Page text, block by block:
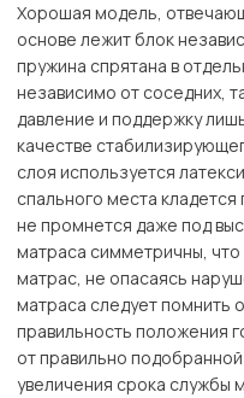
Хорошая модель,
основе лежит блок
пружина спрятана в
независимо от соседних,
давление и поддержку
качестве
слоя используется
спального места
не промнется даже под
матраса симметричны,
матрас, не опасаясь
матраса следует помнить
правильность положения
от правильно
увеличения срока службы